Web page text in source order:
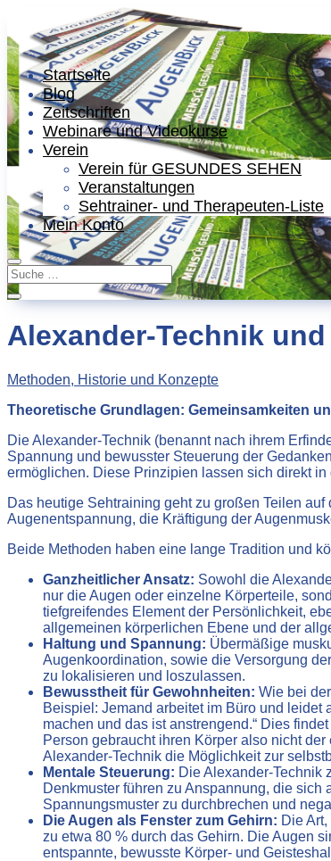
Startseite
Blog
Zeitschriften
Webinare und Videokurse
Verein
Verein für GESUNDES SEHEN
Veranstaltungen
Sehtrainer- und Therapeuten-Liste
Mein Konto
Alexander-Technik
Methoden, Historie und Konzepte
Theoretische Grundlagen: Gemeinsamkeiten
Die Alexander-Technik (benannt nach ihrem
Spannung und bewusster Steuerung der
ermöglichen. Diese Prinzipien lassen sich direkt
Das heutige Sehtraining geht zu großen Teilen
Augenentspannung, die Kräftigung der
Beide Methoden haben eine lange Tradition und
Ganzheitlicher Ansatz: Sowohl die
nur die Augen oder einzelne Körperteile,
tiefgreifendes Element der Persönlichkeit,
allgemeinen körperlichen Ebene und der
Haltung und Spannung: Übermäßige
Augenkoordination, sowie die Versorgung
zu lokalisieren und loszulassen.
Bewusstheit für Gewohnheiten: Wie bei
Beispiel: Jemand arbeitet im Büro und leidet
machen und das ist anstrengend.“ Dies
Person gebraucht ihren Körper also nicht
Alexander-Technik die Möglichkeit zur
Mentale Steuerung: Die Alexander-Technik
Denkmuster führen zu Anspannung, die
Spannungsmuster zu durchbrechen und
Die Augen als Fenster zum Gehirn: Die
zu etwa 80 % durch das Gehirn. Die Augen
entspannte, bewusste Körper- und